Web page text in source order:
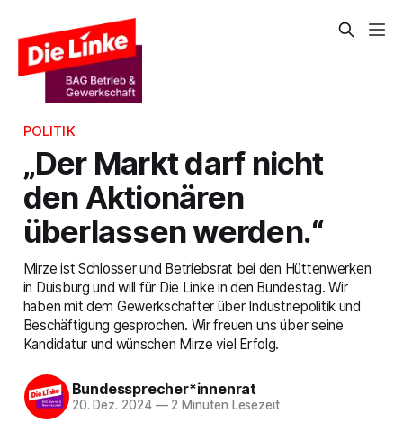
POLITIK
„Der Markt darf nicht
den Aktionären
überlassen werden.“
Mirze ist Schlosser und Betriebsrat bei den Hüttenwerken
in Duisburg und will für Die Linke in den Bundestag. Wir
haben mit dem Gewerkschafter über Industriepolitik und
Beschäftigung gesprochen. Wir freuen uns über seine
Kandidatur und wünschen Mirze viel Erfolg.
Bundessprecher*innenrat
20. Dez. 2024 —2 Minuten Lesezeit